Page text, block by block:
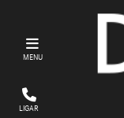
MENU
LIGAR